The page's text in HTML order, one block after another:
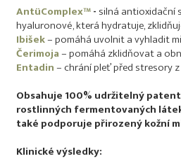
AntüComplex™- silná antioxidační
hyaluronové, která hydratuje,
Ibišek– pomáhá uvolnit a vyhladit
Čerimoja– pomáhá zklidňovat a
Entadin– chrání pleť před stresory
Obsahuje 100% udržitelný
rostlinných fermentovaných
také podporuje přirozený kožní
Klinické výsledky: